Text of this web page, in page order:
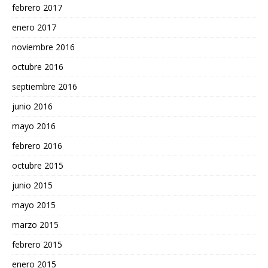
febrero 2017
enero 2017
noviembre 2016
octubre 2016
septiembre 2016
junio 2016
mayo 2016
febrero 2016
octubre 2015
junio 2015
mayo 2015
marzo 2015
febrero 2015
enero 2015